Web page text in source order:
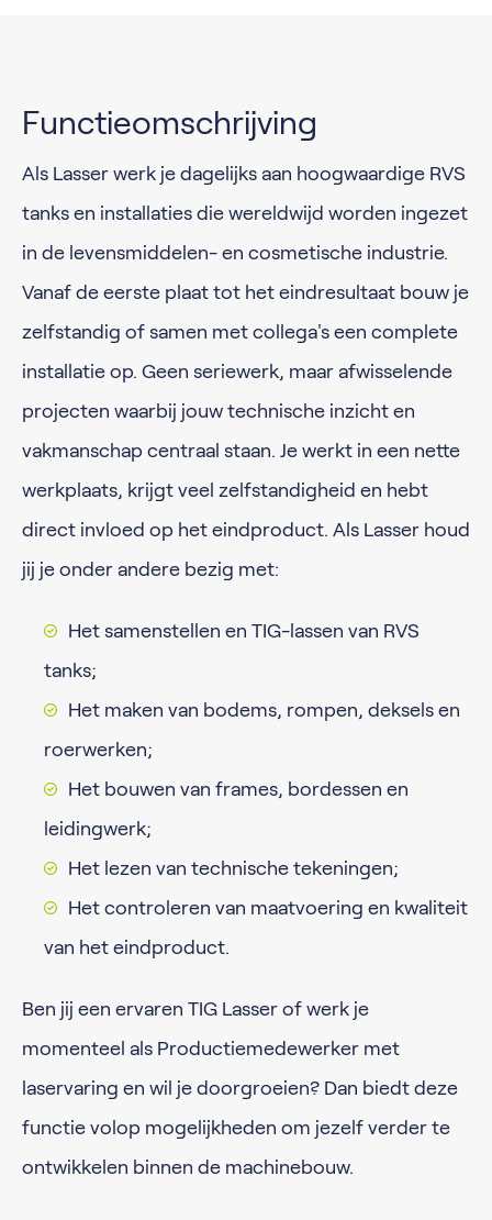
Functieomschrijving
Als Lasser werk je dagelijks aan hoogwaardige RVS
tanks en installaties die wereldwijd worden ingezet
in de levensmiddelen- en cosmetische industrie.
Vanaf de eerste plaat tot het eindresultaat bouw je
zelfstandig of samen met collega's een complete
installatie op. Geen seriewerk, maar afwisselende
projecten waarbij jouw technische inzicht en
vakmanschap centraal staan. Je werkt in een nette
werkplaats, krijgt veel zelfstandigheid en hebt
direct invloed op het eindproduct. Als Lasser houd
jij je onder andere bezig met:
Het samenstellen en TIG-lassen van RVS
tanks;
Het maken van bodems, rompen, deksels en
roerwerken;
Het bouwen van frames, bordessen en
leidingwerk;
Het lezen van technische tekeningen;
Het controleren van maatvoering en kwaliteit
van het eindproduct.
Ben jij een ervaren TIG Lasser of werk je
momenteel als Productiemedewerker met
laservaring en wil je doorgroeien? Dan biedt deze
functie volop mogelijkheden om jezelf verder te
ontwikkelen binnen de machinebouw.